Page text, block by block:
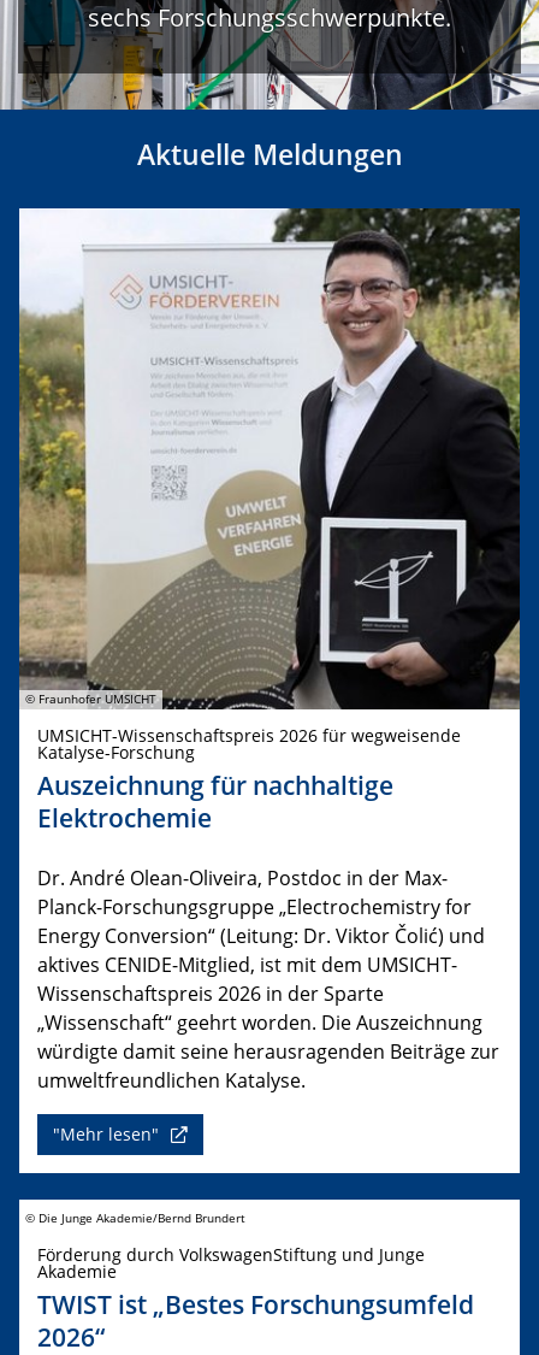
sechs Forschungsschwerpunkte.
Aktuelle Meldungen
© Fraunhofer UMSICHT
UMSICHT-Wissenschaftspreis 2026 für wegweisende
Katalyse-Forschung
Auszeichnung für nachhaltige
Elektrochemie
Dr. André Olean-Oliveira, Postdoc in der Max-
Planck-Forschungsgruppe „Electrochemistry for
Energy Conversion“ (Leitung: Dr. Viktor Čolić) und
aktives CENIDE-Mitglied, ist mit dem UMSICHT-
Wissenschaftspreis 2026 in der Sparte
„Wissenschaft“ geehrt worden. Die Auszeichnung
würdigte damit seine herausragenden Beiträge zur
umweltfreundlichen Katalyse.
"Mehr lesen"
© Die Junge Akademie/Bernd Brundert
Förderung durch VolkswagenStiftung und Junge
Akademie
TWIST ist „Bestes Forschungsumfeld
2026“